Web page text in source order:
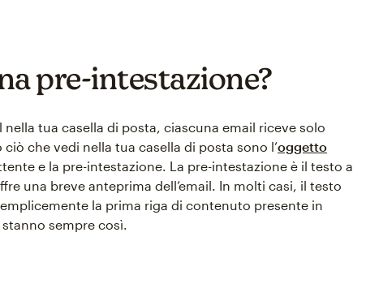
pre-intestazione?
tua casella di posta, ciascuna email riceve solo
ciò che vedi nella tua casella di posta sono l’oggetto
e la pre-intestazione. La pre-intestazione è il testo a
una breve anteprima dell’email. In molti casi, il testo
la prima riga di contenuto presente in
stanno sempre così.